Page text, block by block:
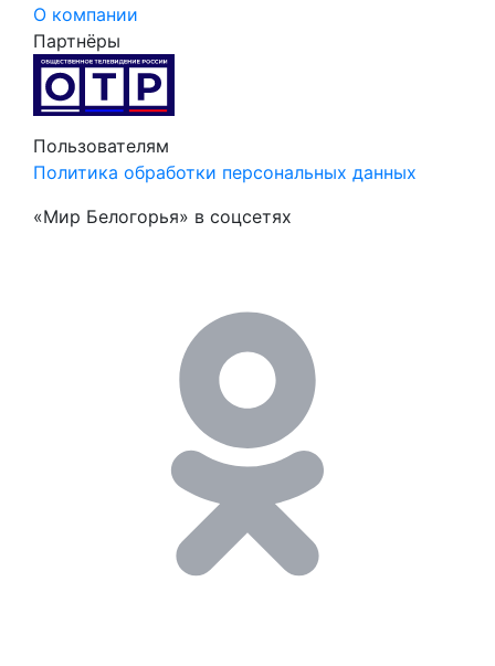
О компании
Партнёры
Пользователям
Политика обработки персональных данных
«Мир Белогорья» в соцсетях